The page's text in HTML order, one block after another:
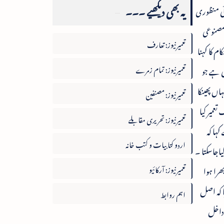
منظوری
کہنا
ہے جو
پھینکا
کیا
کہ
۔
ہوا
کہ اصل
یہ بھی دیکھیے ۔۔۔
تعمیرنیوز: تعارف
تعمیرنیوز: تمام زمرے
تعمیرنیوز: مصنفین
تعمیرنیوز: تحریری مقابلے
اردو کتابیات و کتب خانہ
تعمیرنیوز: آرکائیو
اہم روابط